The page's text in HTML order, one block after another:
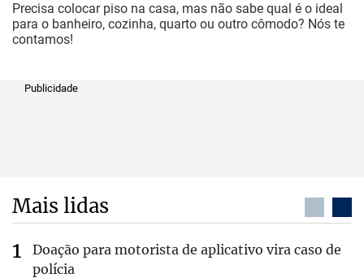
Precisa colocar piso na casa, mas não sabe qual é o ideal
para o banheiro, cozinha, quarto ou outro cômodo? Nós te
contamos!
Publicidade
Mais lidas
Doação para motorista de aplicativo vira caso de
polícia